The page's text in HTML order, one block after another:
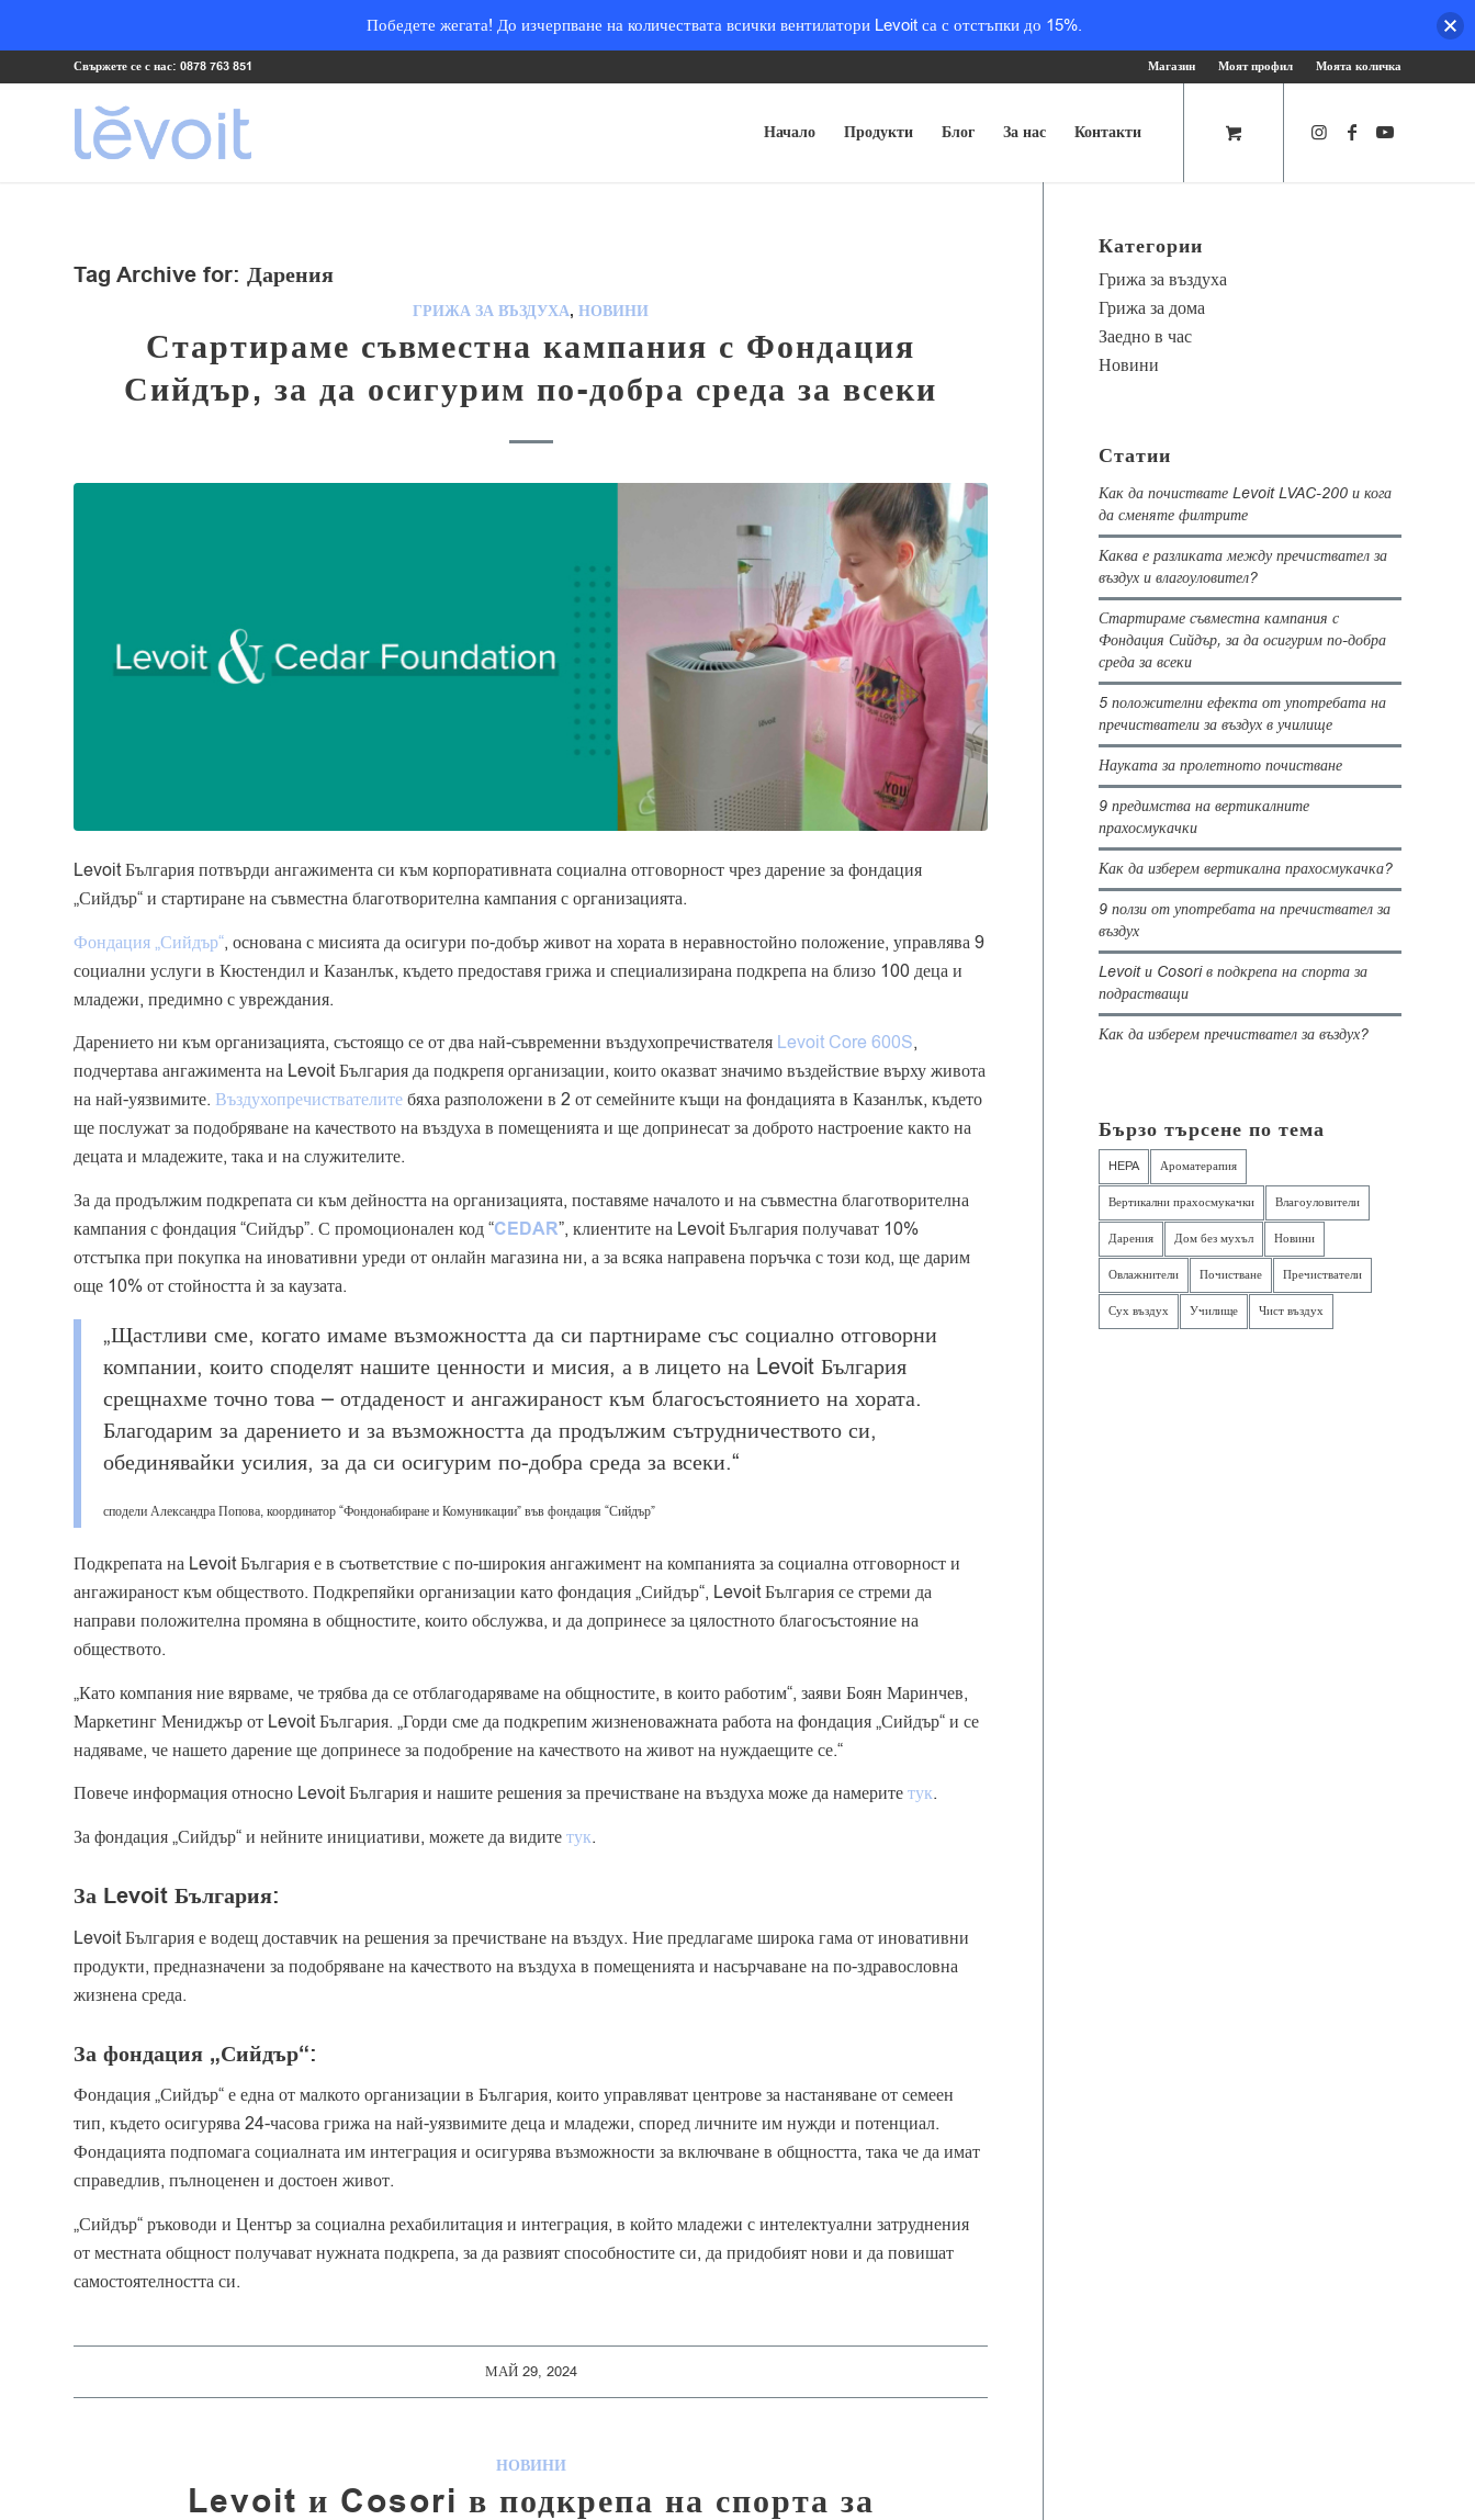
Магазин Моят профил Моята количка
Свържете се с нас: 0878 763 851
Начало Продукти Блог За нас Контакти
Tag Archive for: Дарения
ГРИЖА ЗА ВЪЗДУХА,НОВИНИ
Стартираме съвместна кампания с Фондация
Сийдър, за да осигурим по-добра среда за всеки
Levoit България потвърди ангажимента си към корпоративната социална отговорност чрез дарение за фондация
„Сийдър“ и стартиране на съвместна благотворителна кампания с организацията.
Фондация „Сийдър“, основана с мисията да осигури по-добър живот на хората в неравностойно положение, управлява 9
социални услуги в Кюстендил и Казанлък, където предоставя грижа и специализирана подкрепа на близо 100 деца и
младежи, предимно с увреждания.
Дарението ни към организацията, състоящо се от два най-съвременни въздухопречиствателя Levoit Core 600S,
подчертава ангажимента на Levoit България да подкрепя организации, които оказват значимо въздействие върху живота
на най-уязвимите. Въздухопречиствателитебяха разположени в 2 от семейните къщи на фондацията в Казанлък, където
ще послужат за подобряване на качеството на въздуха в помещенията и ще допринесат за доброто настроение както на
децата и младежите, така и на служителите.
За да продължим подкрепата си към дейността на организацията, поставяме началото и на съвместна благотворителна
кампания с фондация “Сийдър”. С промоционален код “CEDAR”, клиентите на Levoit България получават 10%
отстъпка при покупка на иновативни уреди от онлайн магазина ни, а за всяка направена поръчка с този код, ще дарим
още 10% от стойността ѝ за каузата.
„Щастливи сме, когато имаме възможността да си партнираме със социално отговорни
компании, които споделят нашите ценности и мисия, а в лицето на Levoit България
срещнахме точно това – отдаденост и ангажираност към благосъстоянието на хората.
Благодарим за дарението и за възможността да продължим сътрудничеството си,
обединявайки усилия, за да си осигурим по-добра среда за всеки.“
сподели Александра Попова, координатор “Фондонабиране и Комуникации” във фондация “Сийдър”
Подкрепата на Levoit България е в съответствие с по-широкия ангажимент на компанията за социална отговорност и
ангажираност към обществото. Подкрепяйки организации като фондация „Сийдър“, Levoit България се стреми да
направи положителна промяна в общностите, които обслужва, и да допринесе за цялостното благосъстояние на
обществото.
„Като компания ние вярваме, че трябва да се отблагодаряваме на общностите, в които работим“, заяви Боян Маринчев,
Маркетинг Мениджър от Levoit България. „Горди сме да подкрепим жизненоважната работа на фондация „Сийдър“ и се
надяваме, че нашето дарение ще допринесе за подобрение на качеството на живот на нуждаещите се.“
Повече информация относно Levoit България и нашите решения за пречистване на въздуха може да намеритетук.
За фондация „Сийдър“ и нейните инициативи, можете да видитетук.
За Levoit България:
Levoit България е водещ доставчик на решения за пречистване на въздух. Ние предлагаме широка гама от иновативни
продукти, предназначени за подобряване на качеството на въздуха в помещенията и насърчаване на по-здравословна
жизнена среда.
За фондация „Сийдър“:
Фондация „Сийдър“ е една от малкото организации в България, които управляват центрове за настаняване от семеен
тип, където осигурява 24-часова грижа на най-уязвимите деца и младежи, според личните им нужди и потенциал.
Фондацията подпомага социалната им интеграция и осигурява възможности за включване в общността, така че да имат
справедлив, пълноценен и достоен живот.
„Сийдър“ ръководи и Център за социална рехабилитация и интеграция, в който младежи с интелектуални затруднения
от местната общност получават нужната подкрепа, за да развият способностите си, да придобият нови и да повишат
самостоятелността си.
МАЙ 29, 2024
НОВИНИ
Levoit и Cosori в подкрепа на спорта за
Категории
Грижа за въздуха
Грижа за дома
Заедно в час
Новини
Статии
Как да почиствате Levoit LVAC-200 и кога
да сменяте филтрите
Каква е разликата между пречиствател за
въздух и влагоуловител?
Стартираме съвместна кампания с
Фондация Сийдър, за да осигурим по-добра
среда за всеки
5 положителни ефекта от употребата на
пречистватели за въздух в училище
Науката за пролетното почистване
9 предимства на вертикалните
прахосмукачки
Как да изберем вертикална прахосмукачка?
9 ползи от употребата на пречиствател за
въздух
Levoit и Cosori в подкрепа на спорта за
подрастващи
Как да изберем пречиствател за въздух?
Бързо търсене по тема
HEPA Ароматерапия
Вертикални прахосмукачки Влагоуловители
Дарения Дом без мухъл Новини
Овлажнители Почистване Пречистватели
Сух въздух Училище Чист въздух
Победете жегата! До изчерпване на количествата всички вентилатори Levoit са с отстъпки до 15%.